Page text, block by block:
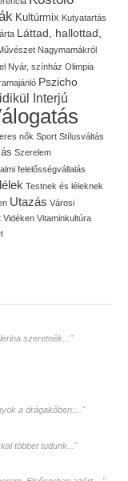
Kultúrmix Kutyatartás
Láttad, hallottad,
Nagymamákról
Nyár, színház Olimpia
Pszicho
Interjú
nők Sport Stílusváltás
Szerelem
felelősségvállalás
Testnek és léleknek
Utazás Városi
Vidéken Vitaminkultúra
szeretnék..."
a drágakőben:..."
többet tudunk..."